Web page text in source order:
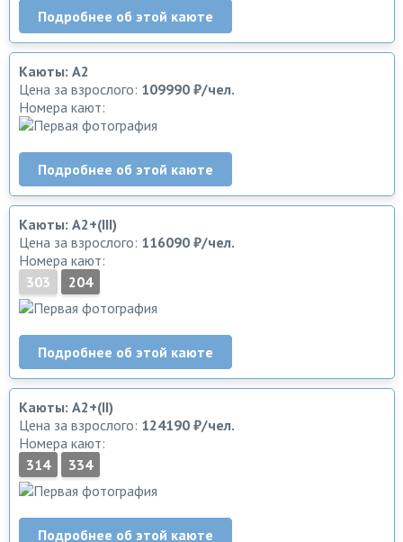
Подробнее об этой каюте
Каюты: А2
Цена за взрослого: 109990 ₽/чел.
Номера кают:
Подробнее об этой каюте
Каюты: А2+(III)
Цена за взрослого: 116090 ₽/чел.
Номера кают:
303
204
Подробнее об этой каюте
Каюты: А2+(II)
Цена за взрослого: 124190 ₽/чел.
Номера кают:
314
334
Подробнее об этой каюте